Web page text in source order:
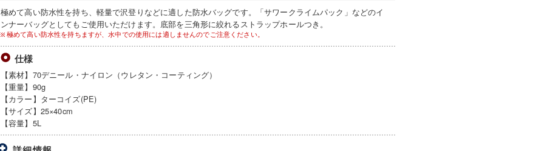
極めて高い防水性を持ち、軽量で沢登りなどに適した防水バッグです。「サワークライムパック」などのイ
ンナーバッグとしてもご使用いただけます。底部を三角形に絞れるストラップホールつき。
極めて高い防水性を持ちますが、水中での使用には適しませんのでご注意ください。
仕様
【素材】70デニール・ナイロン（ウレタン・コーティング）
【重量】90g
【カラー】ターコイズ(PE)
【サイズ】25×40cm
【容量】5L